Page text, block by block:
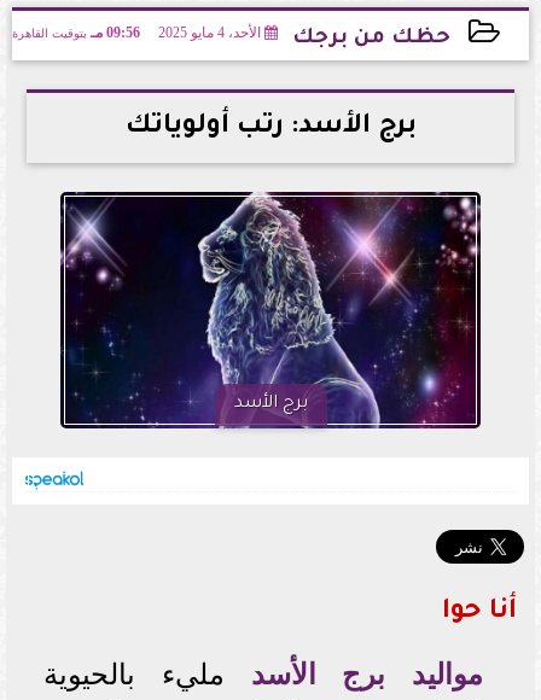
حظك من برجك الأحد، 4 مايو 2025 09:56 مـ بتوقيت القاهرة
2025-05-04 21:56:27
برج الأسد: رتب أولوياتك
برج الأسد
أنا حوا
مواليد برج الأسد مليء بالحيوية